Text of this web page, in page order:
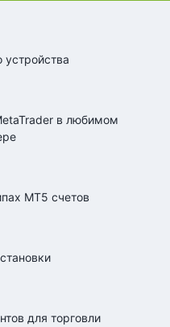
устройства
в любимом
MT5 счетов
для торговли